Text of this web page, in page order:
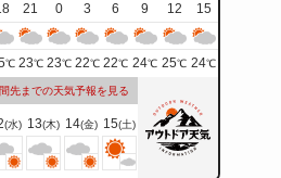
21 0 3 6 9 12
15
℃ 23℃ 23℃ 22℃ 22℃ 24℃ 25℃ 24℃
先までの天気予報を見る
(水) 13(木) 14(金) 15(土)